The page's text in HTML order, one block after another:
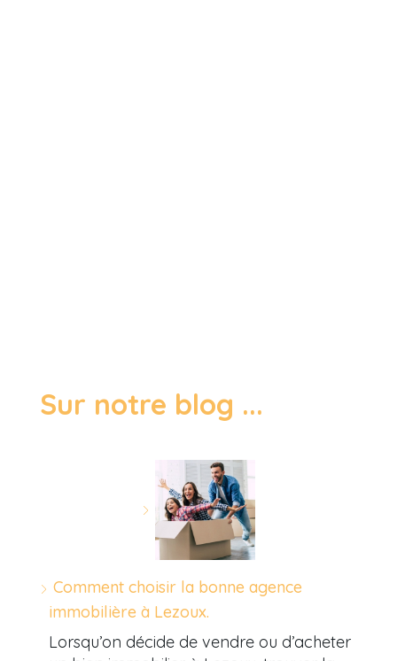
Sur notre blog ...
Comment choisir la bonne agence
immobilière à Lezoux.
Lorsqu’on décide de vendre ou d’acheter